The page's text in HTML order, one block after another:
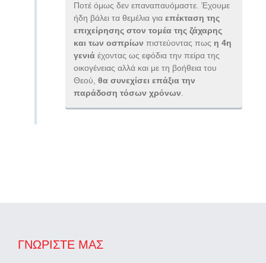
Ποτέ όμως δεν επαναπαυόμαστε. Έχουμε
ήδη βάλει τα θεμέλια για επέκταση της
επιχείρησης στον τομέα της ζάχαρης
και των οσπρίων πιστεύοντας πως η 4η
γενιάέχοντας ως εφόδια την πείρα της
οικογένειας αλλά και με τη βοήθεια του
Θεού, θα συνεχίσει επάξια την
παράδοση τόσων χρόνων
ΓΝΩΡΊΣΤΕ ΜΑΣ